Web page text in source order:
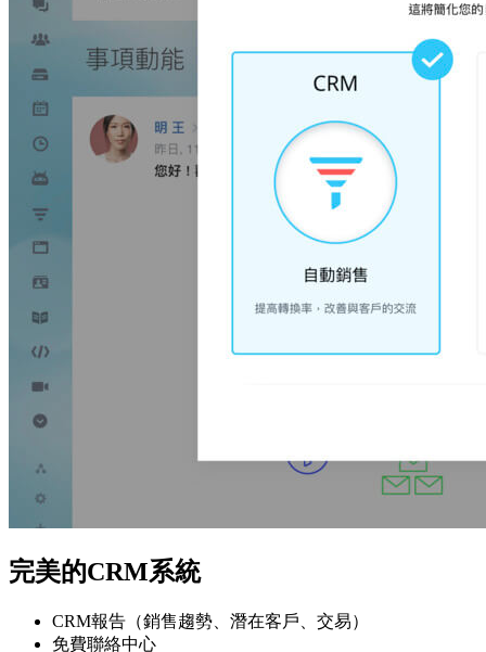
完美的CRM系統
CRM報告（銷售趨勢、潛在客戶、交易）
免費聯絡中心